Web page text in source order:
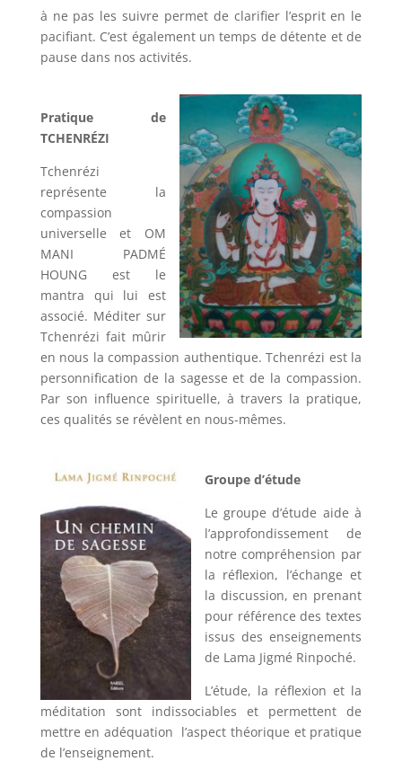
à ne pas les suivre permet de clarifier l’esprit en le
pacifiant. C’est également un temps de détente et de
pause dans nos activités.
Pratique de
TCHENRÉZI
Tchenrézi
représente la
compassion
universelle et OM
MANI PADMÉ
HOUNG est le
mantra qui lui est
associé. Méditer sur
Tchenrézi fait mûrir
en nous la compassion authentique. Tchenrézi est la
personnification de la sagesse et de la compassion.
Par son influence spirituelle, à travers la pratique,
ces qualités se révèlent en nous-mêmes.
Groupe d’étude
Le groupe d’étude aide à
l’approfondissement de
notre compréhension par
la réflexion, l’échange et
la discussion, en prenant
pour référence des textes
issus des enseignements
de Lama Jigmé Rinpoché.
L’étude, la réflexion et la
méditation sont indissociables et permettent de
mettre en adéquation l’aspect théorique et pratique
de l’enseignement.